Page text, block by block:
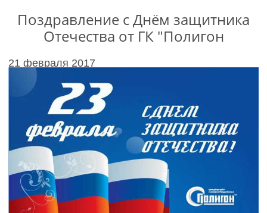
Поздравление с Днём защитника
Отечества от ГК "Полигон
21 февраля 2017